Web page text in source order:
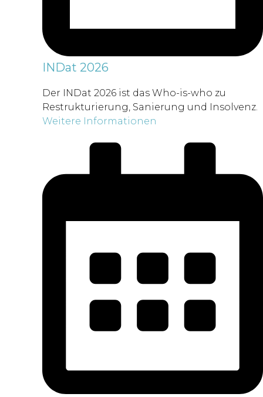
INDat 2026
Der INDat 2026 ist das Who-is-who zu
Restrukturierung, Sanierung und Insolvenz.
Weitere Informationen